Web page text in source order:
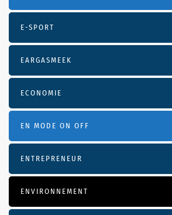
E-SPORT
EARGASMEEK
ECONOMIE
EN MODE ON OFF
ENTREPRENEUR
ENVIRONNEMENT